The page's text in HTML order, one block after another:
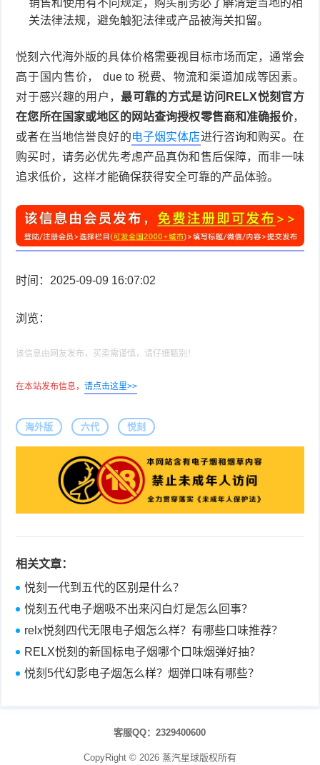
销售和使用有不同规定，购买前务必了解清楚当地的相
关法律法规，避免触犯法律或产品被海关扣留。
悦刻六代海外版的具体价格需要视目标市场而定，通常会
高于国内售价， due to 税费、物流和渠道加成等因素。
对于感兴趣的用户，最可靠的方式是访问RELX悦刻官方
在您所在国家或地区的网站查询授权零售商和准确报价，
或者在当地信誉良好的电子烟实体店进行咨询和购买。在
购买时，请务必优先考虑产品真伪和售后保障，而非一味
追求低价，这样才能确保获得安全可靠的产品体验。
时间：2025-09-09 16:07:02
浏览：
该信息由网友发布，买卖需谨慎，请仔细甄别！
在本站发布信息，请点击这里>>
悦刻
六代
海外版
相关文章：
悦刻一代到五代的区别是什么？
悦刻五代电子烟吸不出来闪白灯是怎么回事？
relx悦刻四代无限电子烟怎么样？有哪些口味推荐？
RELX悦刻的新国标电子烟哪个口味烟弹好抽？
悦刻5代幻影电子烟怎么样？烟弹口味有哪些？
客服QQ：2329400600
CopyRight © 2026 蒸汽星球版权所有